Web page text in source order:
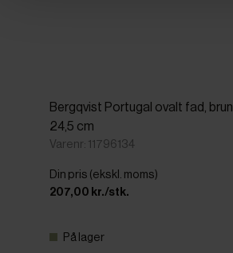
Bergqvist Portugal ovalt fad,
24,5 cm
Varenr: 11796134
Din pris (ekskl. moms)
207,00 kr./stk.
På lager